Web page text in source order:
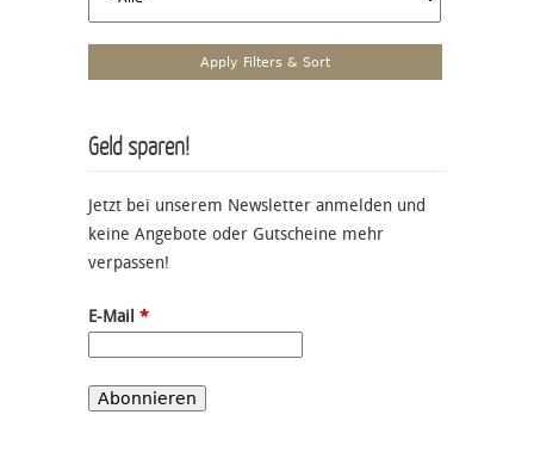
Geld sparen!
Jetzt bei unserem Newsletter anmelden und
keine Angebote oder Gutscheine mehr
verpassen!
E-Mail *